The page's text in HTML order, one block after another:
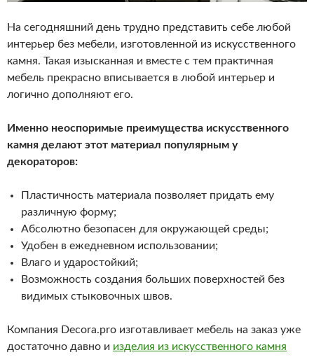
На сегодняшний день трудно представить себе любой
интерьер без мебели, изготовленной из искусственного
камня. Такая изысканная и вместе с тем практичная
мебель прекрасно вписывается в любой интерьер и
логично дополняют его.
Именно неоспоримые преимущества искусственного
камня делают этот материал популярным у
декораторов:
Пластичность материала позволяет придать ему
различную форму;
Абсолютно безопасен для окружающей среды;
Удобен в ежедневном использовании;
Влаго и ударостойкий;
Возможность создания больших поверхностей без
видимых стыковочных швов.
Компания Decora.pro изготавливает мебель на заказ уже
достаточно давно и изделия из искусственного камня